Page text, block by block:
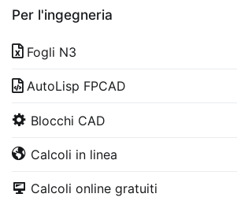
Per l'ingegneria
Fogli N3
AutoLisp FPCAD
Blocchi CAD
Calcoli in linea
Calcoli online gratuiti